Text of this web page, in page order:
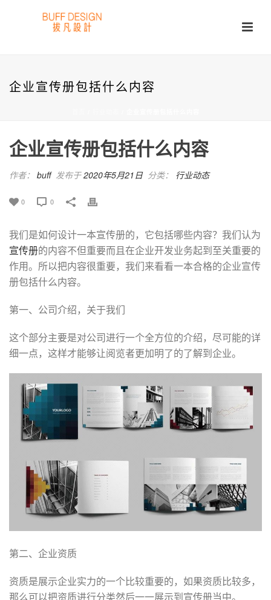
企业宣传册包括什么内容
企业宣传册包括什么内容
作者： buff 发布于2020年5月21日 分类： 行业动态
0 0
我们是如何设计一本宣传册的，它包括哪些内容？我们认为
宣传册的内容不但重要而且在企业开发业务起到至关重要的
作用。所以把内容很重要，我们来看看一本合格的企业宣传
册包括什么内容。
第一、公司介绍，关于我们
这个部分主要是对公司进行一个全方位的介绍，尽可能的详
细一点，这样才能够让阅览者更加明了的了解到企业。
第二、企业资质
资质是展示企业实力的一个比较重要的，如果资质比较多，
那么可以把资质进行分类然后一一展示到宣传册当中。